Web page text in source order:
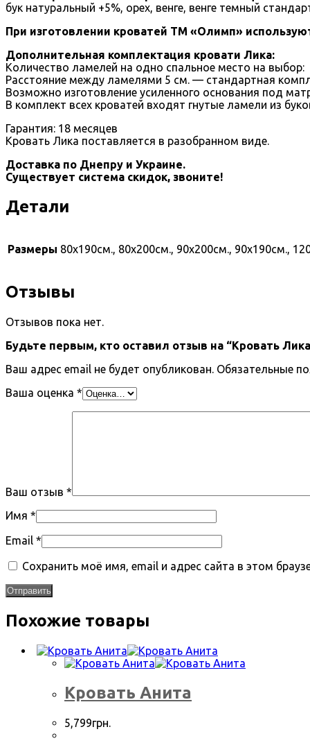
бук натуральный +5%, орех, венге, венге темный
При изготовлении кроватей ТМ «Олимп»
Дополнительная комплектация кровати Лика:
Количество ламелей на одно спальное место на выбор:
Расстояние между ламелями 5 см. — стандартная
Возможно изготовление усиленного основания под
В комплект всех кроватей входят гнутые ламели из
Гарантия: 18 месяцев
Кровать Лика поставляется в разобранном виде.
Доставка по Днепру и Украине.
Существует система скидок, звоните!
Детали
Размеры 80х190см., 80х200см., 90х200см., 90х190см.,
Отзывы
Отзывов пока нет.
Будьте первым, кто оставил отзыв на “Кровать
Ваш адрес email не будет опубликован. Обязательные
Ваша оценка *
Ваш отзыв *
Имя *
Email *
Сохранить моё имя, email и адрес сайта в этом
Похожие товары
Кровать Анита
5,799грн.